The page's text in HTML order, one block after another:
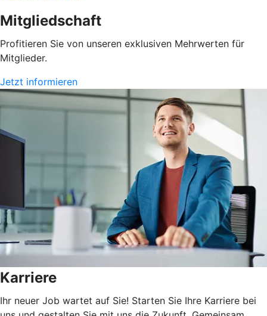
Mitgliedschaft
Profitieren Sie von unseren exklusiven Mehrwerten für
Mitglieder.
Jetzt informieren
Karriere
Ihr neuer Job wartet auf Sie! Starten Sie Ihre Karriere bei